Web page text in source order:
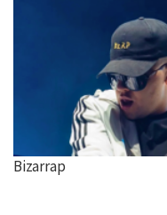
Bizarrap